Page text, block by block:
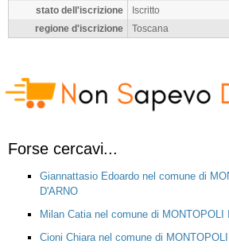
stato dell'iscrizione
Iscritto
regione d'iscrizione
Toscana
Forse cercavi...
Giannattasio Edoardo nel comune di
D'ARNO
Milan Catia nel comune di MONTOPOLI
Cioni Chiara nel comune di